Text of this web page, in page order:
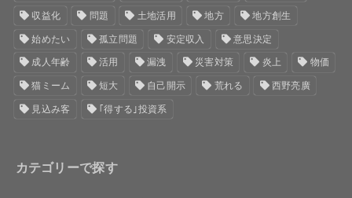
収益化 問題 土地活用 地方 地方創生
始めたい 孤立問題 安定収入 意思決定
成人年齢 活用 漏洩 災害対策 炎上 物価
猫ミーム 短大 自己開示 荒れる 西野亮廣
見込み客 ｢得する｣投資系
カテゴリーで探す